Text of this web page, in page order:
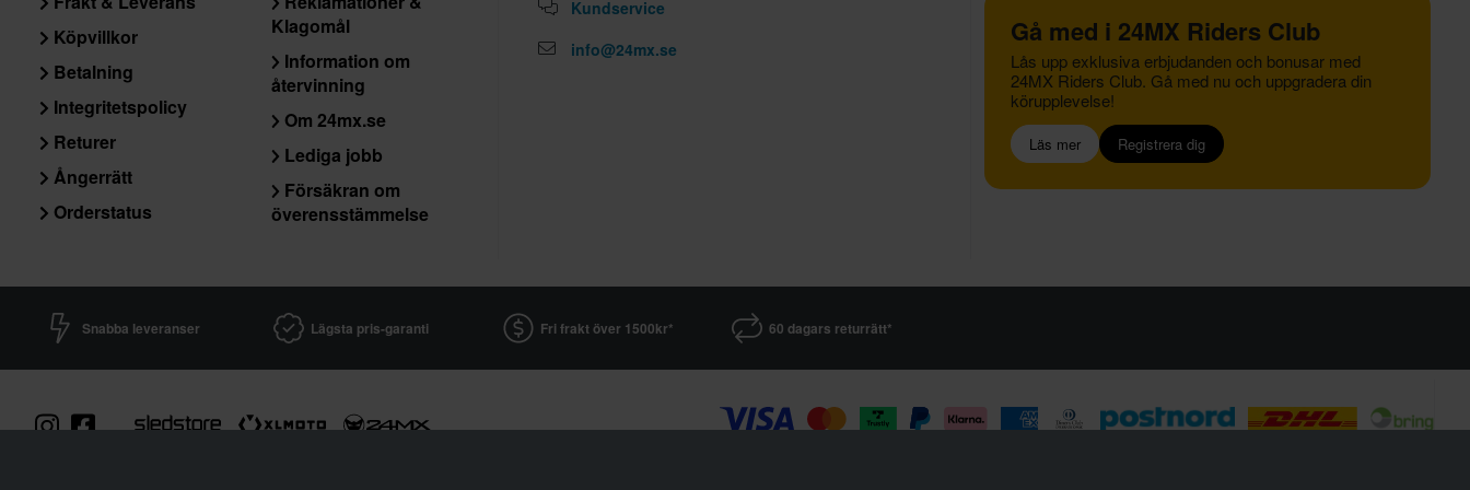
Köpvillkor
Betalning
Integritetspolicy
Returer
Ångerrätt
Orderstatus
Klagomål
Information om
återvinning
Om 24mx.se
Lediga jobb
Försäkran om
överensstämmelse
Kundservice
info@24mx.se
Gå med i 24MX Riders Club
Lås upp exklusiva erbjudanden och bonusar med
24MX Riders Club. Gå med nu och uppgradera din
körupplevelse!
Läs mer Registrera dig
Snabba leveranser Lägsta pris-garanti Fri frakt över 1500kr* 60 dagars returrätt*